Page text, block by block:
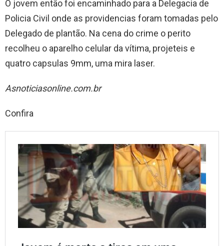
O jovem então foi encaminhado para a Delegacia de
Policia Civil onde as providencias foram tomadas pelo
Delegado de plantão. Na cena do crime o perito
recolheu o aparelho celular da vítima, projeteis e
quatro capsulas 9mm, uma mira laser.
Asnoticiasonline.com.br
Confira